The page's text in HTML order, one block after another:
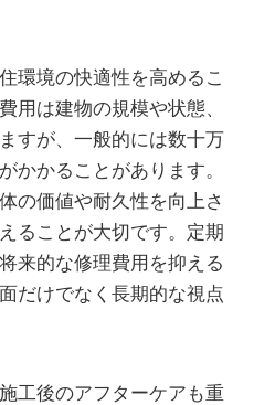
環境の快適性を高めるこ
用は建物の規模や状態、
すが、一般的には数十万
かかることがあります。
の価値や耐久性を向上さ
ることが大切です。定期
来的な修理費用を抑える
だけでなく長期的な視点
工後のアフターケアも重